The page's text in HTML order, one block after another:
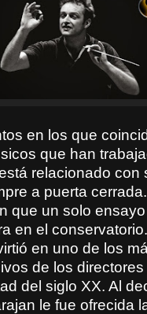
en los que
que han
relacionado con
a puerta
que un solo
en el conservatorio.
en uno de los
de los
del siglo XX. Al
le fue ofrecida